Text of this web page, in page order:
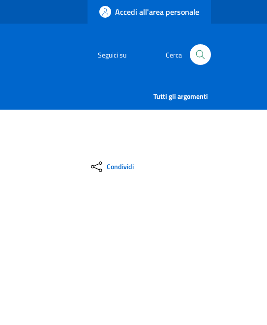
Accedi all'area personale
Seguici su Cerca
Tutti gli argomenti
Condividi